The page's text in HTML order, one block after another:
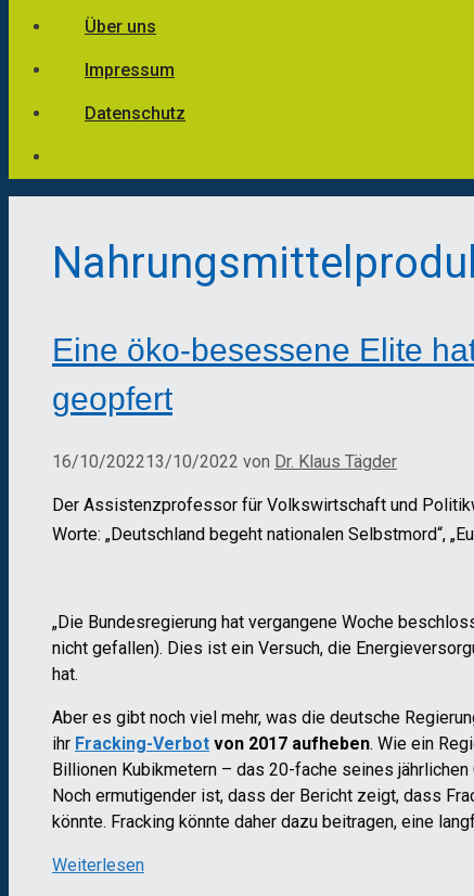
Über uns
Impressum
Datenschutz
Eine öko-besessene Elite
geopfert
16/10/202213/10/2022 von Dr. Klaus Tägder
Der Assistenzprofessor für Volkswirtschaft und
Worte: „Deutschland begeht nationalen Selbstmord“,
„Die Bundesregierung hat vergangene Woche
nicht gefallen). Dies ist ein Versuch, die
hat.
Aber es gibt noch viel mehr, was die deutsche
ihr Fracking-Verbot von 2017 aufheben. Wie ein
Billionen Kubikmetern – das 20-fache seines
Noch ermutigender ist, dass der Bericht zeigt, dass
könnte. Fracking könnte daher dazu beitragen, eine
Weiterlesen